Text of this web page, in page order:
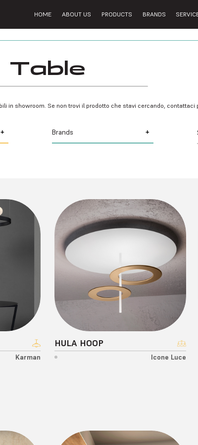
HOME ABOUT US PRODUCTS BRANDS
Table
in showroom. Se non trovi il prodotto che stavi cercando, contattaci
Brands
Belfiore
Buzzi &amp; Buzzi
Cini e Nlis
Contardi
Davide Groppi
De Majo Light
Exenia
Fabas Luce
Fabbian
Fibretec
Flexa Lighting
Ideal Lux
Karman
HULA HOOP
Icone Luce